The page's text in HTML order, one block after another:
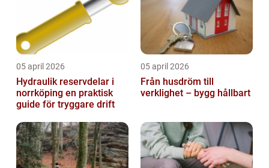
05 april 2026
Hydraulik reservdelar i
norrköping en praktisk
guide för tryggare drift
05 april 2026
Från husdröm till
verklighet – bygg hållbart